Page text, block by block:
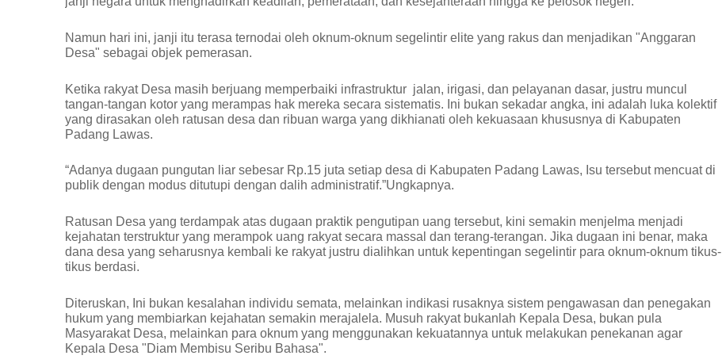
Namun hari ini, janji itu terasa ternodai oleh oknum-oknum segelintir elite yang rakus dan menjadikan "Anggaran
Desa" sebagai objek pemerasan.
Ketika rakyat Desa masih berjuang memperbaiki infrastruktur jalan, irigasi, dan pelayanan dasar, justru muncul
tangan-tangan kotor yang merampas hak mereka secara sistematis. Ini bukan sekadar angka, ini adalah luka kolektif
yang dirasakan oleh ratusan desa dan ribuan warga yang dikhianati oleh kekuasaan khususnya di Kabupaten
Padang Lawas.
“Adanya dugaan pungutan liar sebesar Rp.15 juta setiap desa di Kabupaten Padang Lawas, Isu tersebut mencuat di
publik dengan modus ditutupi dengan dalih administratif.”Ungkapnya.
Ratusan Desa yang terdampak atas dugaan praktik pengutipan uang tersebut, kini semakin menjelma menjadi
kejahatan terstruktur yang merampok uang rakyat secara massal dan terang-terangan. Jika dugaan ini benar, maka
dana desa yang seharusnya kembali ke rakyat justru dialihkan untuk kepentingan segelintir para oknum-oknum tikus-
tikus berdasi.
Diteruskan, Ini bukan kesalahan individu semata, melainkan indikasi rusaknya sistem pengawasan dan penegakan
hukum yang membiarkan kejahatan semakin merajalela. Musuh rakyat bukanlah Kepala Desa, bukan pula
Masyarakat Desa, melainkan para oknum yang menggunakan kekuatannya untuk melakukan penekanan agar
Kepala Desa "Diam Membisu Seribu Bahasa".